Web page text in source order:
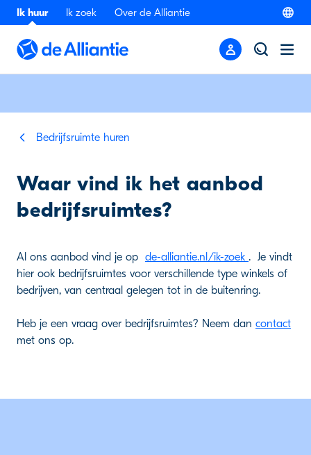
Ik huur Ik zoek Over de Alliantie
Bedrijfsruimte huren
Waar vind ik het aanbod
bedrijfsruimtes?
Al ons aanbod vind je op de-alliantie.nl/ik-zoek . Je vindt
hier ook bedrijfsruimtes voor verschillende type winkels of
bedrijven, van centraal gelegen tot in de buitenring.
Heb je een vraag over bedrijfsruimtes? Neem dan contact
met ons op.